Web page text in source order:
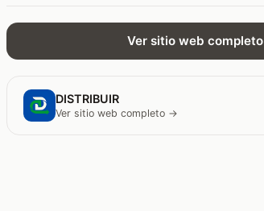
Ver sitio web completo
DISTRIBUIR
Ver sitio web completo →